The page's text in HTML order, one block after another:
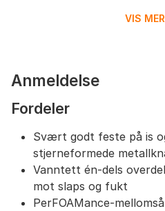
Modellen har en
passform med ekstra
Anbefales å velge din
Den myke hælen bidrar
selv ved lengre
VIS MER
Anmeldelse
Fordeler
Svært godt feste på is
stjerneformede
Vanntett én-dels
mot slaps og fukt
PerFOAMance-